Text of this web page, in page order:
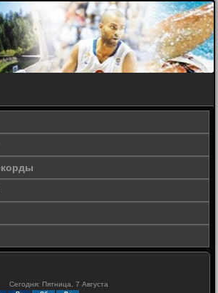
Сегодня: Пятница, 7 Августа